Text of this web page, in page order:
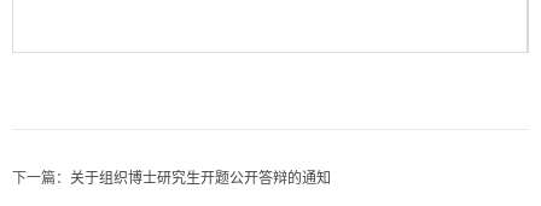
下一篇： 关于组织博士研究生开题公开答辩的通知